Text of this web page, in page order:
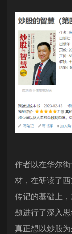
作者以在华尔
材，在研读了
传记的基础上
题进行了深入
真正想以炒股为